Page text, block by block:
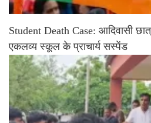
Student Death Case: आदिवासी
एकलव्य स्कूल के प्राचार्य सस्पेंड